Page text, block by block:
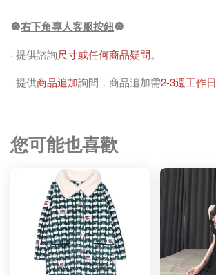
🔘右下角專人客服按鈕🔘
· 提供諮詢尺寸或任何商品疑問。
· 提供商品追加詢問，商品追加需2-3週工作日
您可能也喜歡